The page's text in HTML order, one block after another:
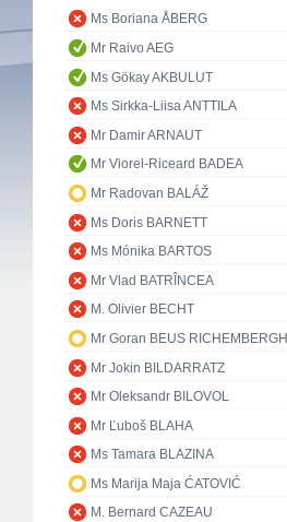
Ms Boriana ÅBERG
Mr Raivo AEG
Ms Gökay AKBULUT
Ms Sirkka-Liisa ANTTILA
Mr Damir ARNAUT
Mr Viorel-Riceard BADEA
Mr Radovan BALÁŽ
Ms Doris BARNETT
Ms Mónika BARTOS
Mr Vlad BATRÎNCEA
M. Olivier BECHT
Mr Goran BEUS RICHEMBERGH
Mr Jokin BILDARRATZ
Mr Oleksandr BILOVOL
Mr Ľuboš BLAHA
Ms Tamara BLAZINA
Ms Marija Maja ĆATOVIĆ
M. Bernard CAZEAU